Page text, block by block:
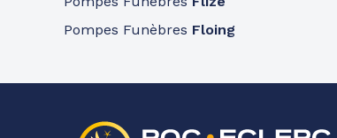
Pompes Funèbres Floing